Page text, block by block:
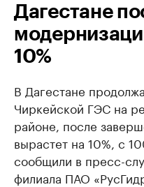
Дагестане
10%
В Дагестане
Чиркейской ГЭС на
районе, после
вырастет на 10%, с
сообщили в пресс-
филиала ПАО